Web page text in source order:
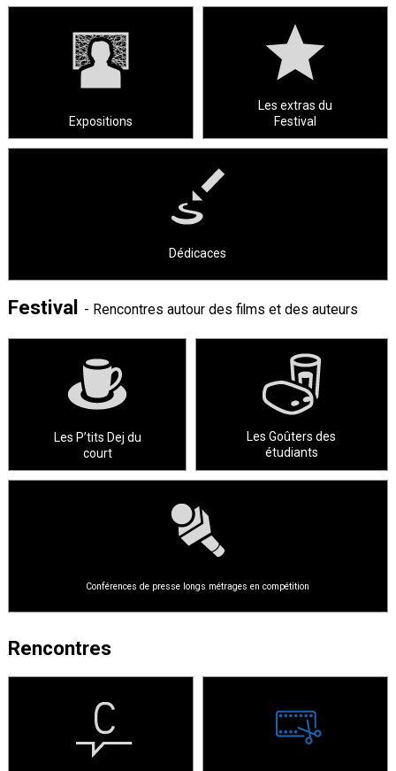
Expositions
Les extras du
Festival
Dédicaces
Festival - Rencontres autour des films et des auteurs
Les P’tits Dej du
court
Les Goûters des
étudiants
Conférences de presse longs métrages en compétition
Rencontres